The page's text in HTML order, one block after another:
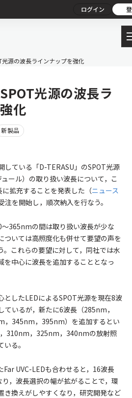
ログイン
光源の波長ラインナップを強化
光源の波長ラ
化
新製品
している「D-TERASU」のSPOT光源
ュール）の取り扱い波長について，こ
拡充することを発表した（ニュース
注を開始し，順次納入を行なう。
365nmの間は取り扱い波長が少な
ついては高照度化も併せて要望の声を
。これらの要望に対して，同社では水
を中心に波長を追加することとなっ
としたLEDによるSPOT光源を現在8波
いるが，新たに6波長（285nm，
345nm，395nm）を追加するとい
310nm，325nm，340nmの放射照
る。
Far UVC-LEDも合わせると，16波長
，波長選択の幅が拡がることで，環
き換えがしやすくなり，研究開発など